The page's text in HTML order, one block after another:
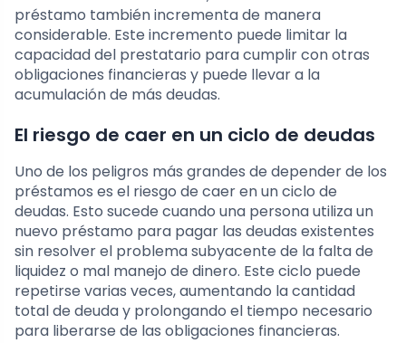
préstamo también incrementa de manera
considerable. Este incremento puede limitar la
capacidad del prestatario para cumplir con otras
obligaciones financieras y puede llevar a la
acumulación de más deudas.
El riesgo de caer en un ciclo de deudas
Uno de los peligros más grandes de depender de los
préstamos es el riesgo de caer en un ciclo de
deudas. Esto sucede cuando una persona utiliza un
nuevo préstamo para pagar las deudas existentes
sin resolver el problema subyacente de la falta de
liquidez o mal manejo de dinero. Este ciclo puede
repetirse varias veces, aumentando la cantidad
total de deuda y prolongando el tiempo necesario
para liberarse de las obligaciones financieras.